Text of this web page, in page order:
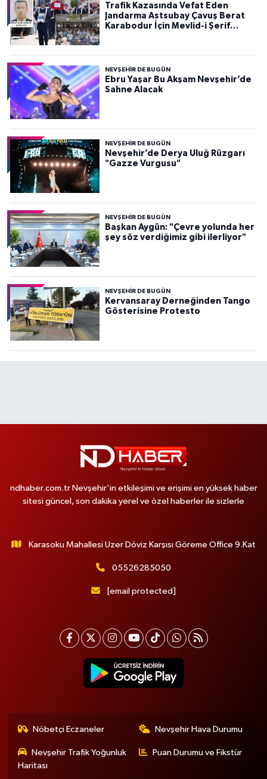
Trafik Kazasında Vefat Eden
Jandarma Astsubay Çavuş Berat
Karabodur İçin Mevlid-i Şerif
NEVŞEHIR DE BUGÜN
Ebru Yaşar Bu Akşam Nevşehir’de
Sahne Alacak
NEVŞEHIR DE BUGÜN
Nevşehir’de Derya Uluğ Rüzgarı
"Gazze Vurgusu"
NEVŞEHIR DE BUGÜN
Başkan Aygün: "Çevre yolunda her
şey söz verdiğimiz gibi ilerliyor"
NEVŞEHIR DE BUGÜN
Kervansaray Derneğinden Tango
Gösterisine Protesto
ndhaber.com.tr Nevşehir'in etkileşimi ve erişimi en yüksek haber
sitesi güncel, son dakika yerel ve özel haberler ile sizlerle
Karasoku Mahallesi Uzer Döviz Karşısı Göreme Office 9.Kat
05526285050
[email protected]
Nöbetçi Eczaneler Nevşehir Hava Durumu
Nevşehir Trafik Yoğunluk
Haritası
Puan Durumu ve Fikstür